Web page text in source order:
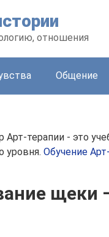
отношения
Общение
терапии - это
уровня. Обучение
щеки